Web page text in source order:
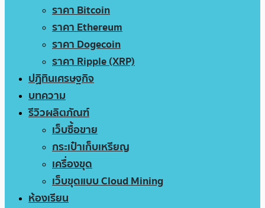
ราคา Bitcoin
ราคา Ethereum
ราคา Dogecoin
ราคา Ripple (XRP)
ปฏิทินเศรษฐกิจ
บทความ
รีวิวผลิตภัณฑ์
เว็บซื้อขาย
กระเป๋าเก็บเหรียญ
เครื่องขุด
เว็บขุดแบบ Cloud Mining
ห้องเรียน